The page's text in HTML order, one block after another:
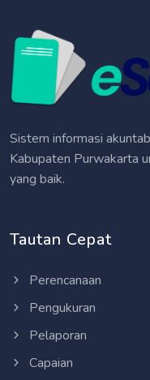
Sistem informasi
Kabupaten Purwakarta
yang baik.
Tautan Cepat
Perencanaan
Pengukuran
Pelaporan
Capaian